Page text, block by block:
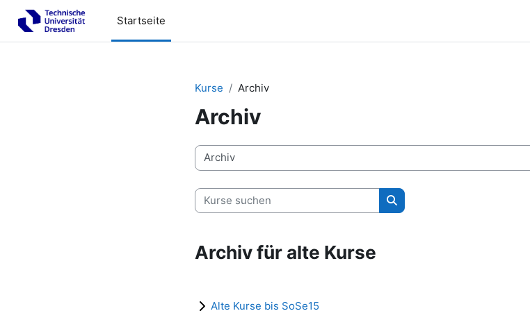
Zum Hauptinhalt
Startseite
Kurse Archiv
Archiv
Kursbereiche
Kurse suchen
Kurse suchen
Archiv für alte Kurse
Alte Kurse bis SoSe15